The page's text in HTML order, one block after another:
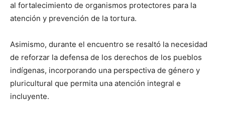
al fortalecimiento de organismos protectores para la
atención y prevención de la tortura.
Asimismo, durante el encuentro se resaltó la necesidad
de reforzar la defensa de los derechos de los pueblos
indígenas, incorporando una perspectiva de género y
pluricultural que permita una atención integral e
incluyente.